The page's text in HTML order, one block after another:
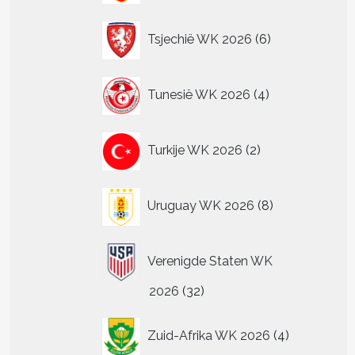
Tsjechië WK 2026 6
producten
Tunesië WK 2026 4
producten
Turkije WK 2026 2
producten
Uruguay WK 2026 8
producten
Verenigde Staten WK
2026 3232
Zuid-Afrika WK 2026 4
producten